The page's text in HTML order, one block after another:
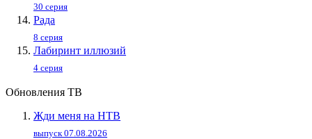
30 серия
Рада
8 серия
Лабиринт иллюзий
4 серия
Обновления ТВ
Жди меня на НТВ
выпуск 07.08.2026